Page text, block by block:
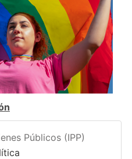
Públicos (IPP)